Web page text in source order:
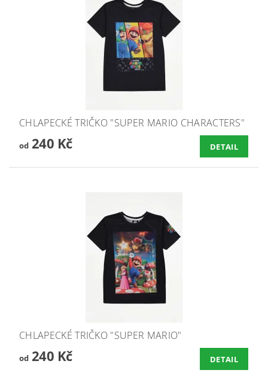
CHLAPECKÉ TRIČKO "SUPER MARIO CHARACTERS"
od240 Kč DETAIL
CHLAPECKÉ TRIČKO "SUPER MARIO"
od240 Kč DETAIL